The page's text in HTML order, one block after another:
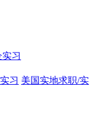
习
习 美国实地求职/实